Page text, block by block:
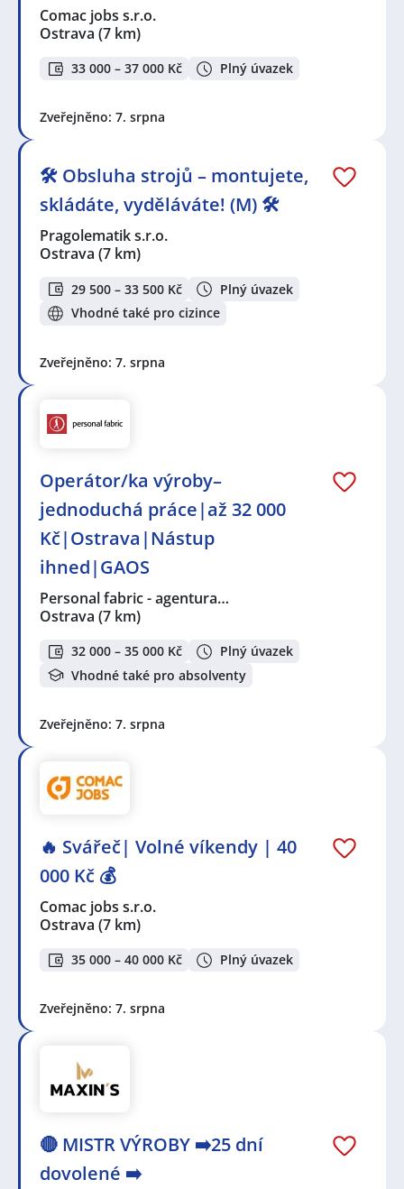
Comac jobs s.r.o.
Ostrava (7 km)
33 000 – 37 000 Kč Plný úvazek
Zveřejněno: 7. srpna
🛠️ Obsluha strojů – montujete,
skládáte, vyděláváte! (M) 🛠️
Pragolematik s.r.o.
Ostrava (7 km)
29 500 – 33 500 Kč
Plný úvazek
Vhodné také pro cizince
Zveřejněno: 7. srpna
Operátor/ka výroby–
jednoduchá práce|až 32 000
Kč|Ostrava|Nástup
ihned|GAOS
Personal fabric - agentura…
Ostrava (7 km)
32 000 – 35 000 Kč
Plný úvazek
Vhodné také pro absolventy
Zveřejněno: 7. srpna
🔥 Svářeč| Volné víkendy | 40
000 Kč 💰
Comac jobs s.r.o.
Ostrava (7 km)
35 000 – 40 000 Kč Plný úvazek
Zveřejněno: 7. srpna
🔴 MISTR VÝROBY ➡️25 dní
dovolené ➡️